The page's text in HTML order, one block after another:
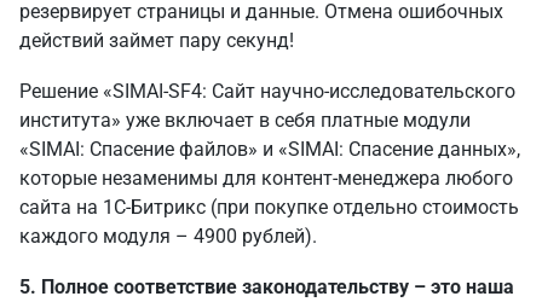
резервирует страницы и данные. Отмена ошибочных
действий займет пару секунд!
Решение «SIMAI-SF4: Сайт научно-исследовательского
института» уже включает в себя платные модули
«SIMAI: Спасение файлов» и «SIMAI: Спасение данных»,
которые незаменимы для контент-менеджера любого
сайта на 1С-Битрикс (при покупке отдельно стоимость
каждого модуля – 4900 рублей).
5. Полное соответствие законодательству – это наша